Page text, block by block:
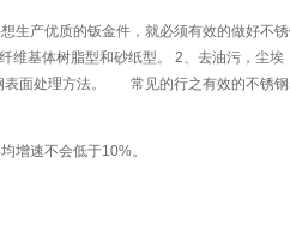
产优质的钣金件，就必须有效的做好不
维基体树脂型和砂纸型。 2、去油污，尘埃
表面处理方法。 常见的行之有效的不锈
增速不会低于10%。